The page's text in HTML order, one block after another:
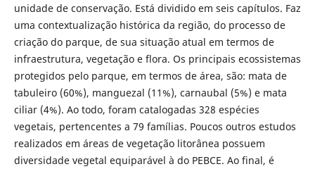
unidade de conservação. Está dividido em seis capítulos. Faz
uma contextualização histórica da região, do processo de
criação do parque, de sua situação atual em termos de
infraestrutura, vegetação e flora. Os principais ecossistemas
protegidos pelo parque, em termos de área, são: mata de
tabuleiro (60%), manguezal (11%), carnaubal (5%) e mata
ciliar (4%). Ao todo, foram catalogadas 328 espécies
vegetais, pertencentes a 79 famílias. Poucos outros estudos
realizados em áreas de vegetação litorânea possuem
diversidade vegetal equiparável à do PEBCE. Ao final, é